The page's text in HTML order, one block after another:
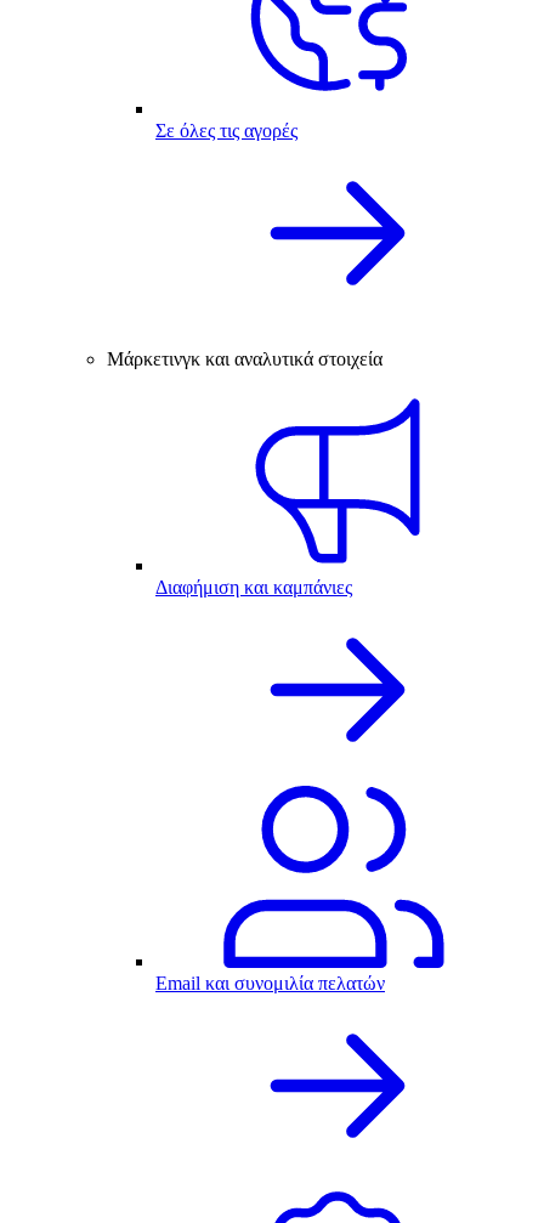
Σε όλες τις αγορές
Μάρκετινγκ και αναλυτικά στοιχεία
Διαφήμιση και καμπάνιες
Email και συνομιλία πελατών